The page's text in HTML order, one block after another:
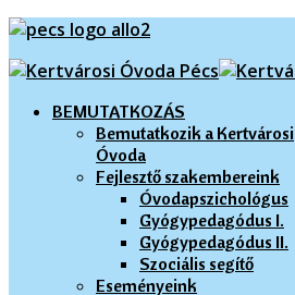
BEMUTATKOZÁS
Bemutatkozik a Kertvárosi
Óvoda
Fejlesztő szakembereink
Óvodapszichológus
Gyógypedagódus I.
Gyógypedagódus II.
Szociális segítő
Eseményeink
év
hónap
év
hónap